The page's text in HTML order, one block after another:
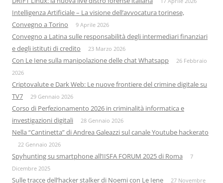
Intelligenza Artificiale – La visione dell’avvocatura torinese,
Convegno a Torino
9 Aprile 2026
Convegno a Latina sulle responsabilità degli intermediari finanziari
e degli istituti di credito
23 Marzo 2026
Con Le Iene sulla manipolazione delle chat Whatsapp
26 Febbraio
2026
Criptovalute e Dark Web: Le nuove frontiere del crimine digitale su
TV7
29 Gennaio 2026
Corso di Perfezionamento 2026 in criminalità informatica e
investigazioni digitali
28 Gennaio 2026
Nella “Cantinetta” di Andrea Galeazzi sul canale Youtube hackerato
22 Gennaio 2026
Spyhunting su smartphone all’IISFA FORUM 2025 di Roma
7
Dicembre 2025
Sulle tracce dell’hacker stalker di Noemi con Le Iene 27 Novembre